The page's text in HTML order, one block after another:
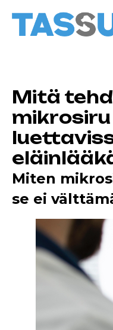
Mitä
mikrosiru
Miten
se ei